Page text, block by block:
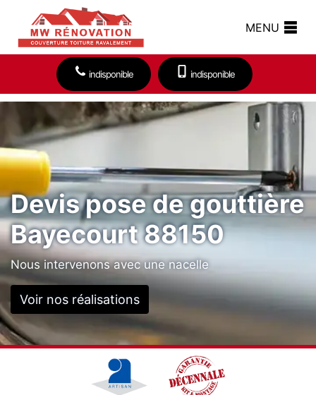
MENU
indisponible indisponible
Devis pose de gouttière
Bayecourt 88150
Nous intervenons avec une nacelle
Voir nos réalisations